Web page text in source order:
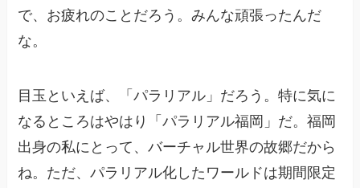
で、お疲れのことだろう。みんな頑張ったんだ
な。
目玉といえば、「パラリアル」だろう。特に気に
なるところはやはり「パラリアル福岡」だ。福岡
出身の私にとって、バーチャル世界の故郷だから
ね。ただ、パラリアル化したワールドは期間限定